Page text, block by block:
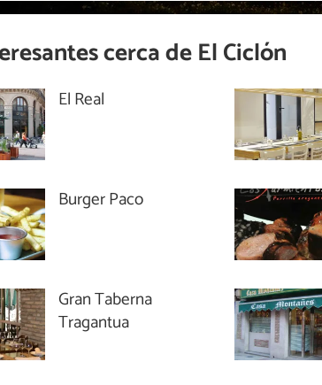
cerca deEl Ciclón
El Real
Burger Paco
Gran Taberna
Tragantua